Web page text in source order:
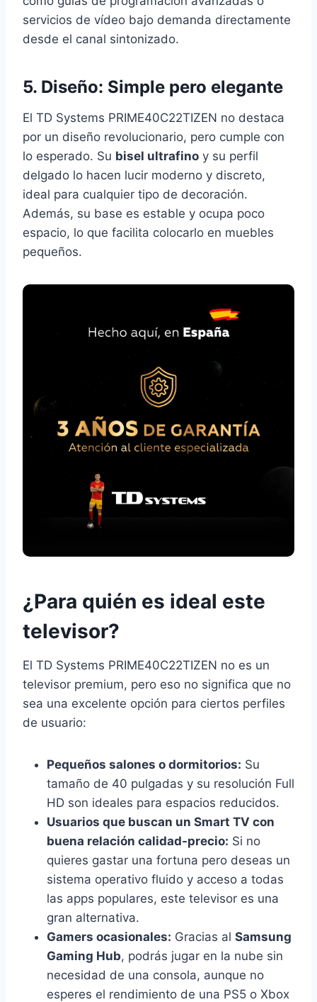
servicios de vídeo bajo demanda directamente
desde el canal sintonizado.
5. Diseño: Simple pero elegante
El TD Systems PRIME40C22TIZEN no destaca
por un diseño revolucionario, pero cumple con
lo esperado. Su bisel ultrafino y su perfil
delgado lo hacen lucir moderno y discreto,
ideal para cualquier tipo de decoración.
Además, su base es estable y ocupa poco
espacio, lo que facilita colocarlo en muebles
pequeños.
¿Para quién es ideal este
televisor?
El TD Systems PRIME40C22TIZEN no es un
televisor premium, pero eso no significa que no
sea una excelente opción para ciertos perfiles
de usuario:
Pequeños salones o dormitorios: Su
tamaño de 40 pulgadas y su resolución Full
HD son ideales para espacios reducidos.
Usuarios que buscan un Smart TV con
buena relación calidad-precio: Si no
quieres gastar una fortuna pero deseas un
sistema operativo fluido y acceso a todas
las apps populares, este televisor es una
gran alternativa.
Gamers ocasionales: Gracias al Samsung
Gaming Hub, podrás jugar en la nube sin
necesidad de una consola, aunque no
esperes el rendimiento de una PS5 o Xbox